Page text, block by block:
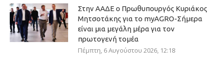
Στην ΑΑΔΕ ο Πρωθυπουργός Κυριάκος
Μητσοτάκης για το myAGRO-Σήμερα
είναι μια μεγάλη μέρα για τον
πρωτογενή τομέα
Πέμπτη, 6 Αυγούστου 2026, 12:18